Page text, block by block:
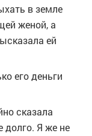
в земле
женой, а
ей
его деньги
сказала
Я же не